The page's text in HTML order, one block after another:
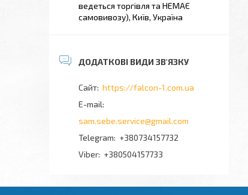
ведеться торгівля та НЕМАЄ
самовивозу), Київ, Україна
https://falcon-1.com.ua
sam.sebe.service@gmail.com
+380734157732
+380504157733